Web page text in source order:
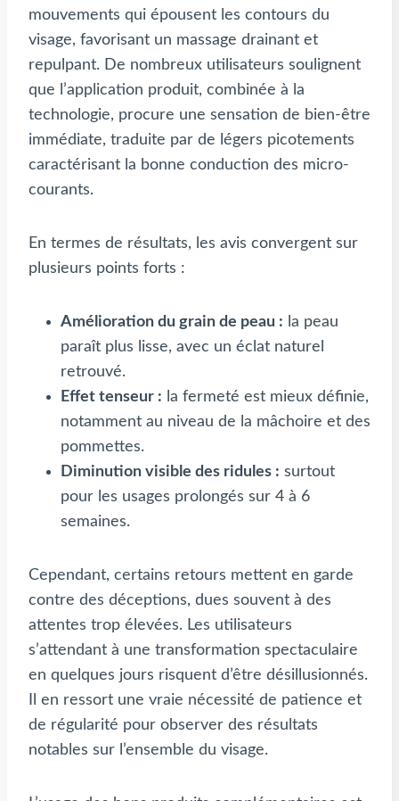
mouvements qui épousent les contours du
visage, favorisant un massage drainant et
repulpant. De nombreux utilisateurs soulignent
que l’application produit, combinée à la
technologie, procure une sensation de bien-être
immédiate, traduite par de légers picotements
caractérisant la bonne conduction des micro-
courants.
En termes de résultats, les avis convergent sur
plusieurs points forts :
Amélioration du grain de peau : la peau
paraît plus lisse, avec un éclat naturel
retrouvé.
Effet tenseur : la fermeté est mieux définie,
notamment au niveau de la mâchoire et des
pommettes.
Diminution visible des ridules : surtout
pour les usages prolongés sur 4 à 6
semaines.
Cependant, certains retours mettent en garde
contre des déceptions, dues souvent à des
attentes trop élevées. Les utilisateurs
s’attendant à une transformation spectaculaire
en quelques jours risquent d’être désillusionnés.
Il en ressort une vraie nécessité de patience et
de régularité pour observer des résultats
notables sur l’ensemble du visage.